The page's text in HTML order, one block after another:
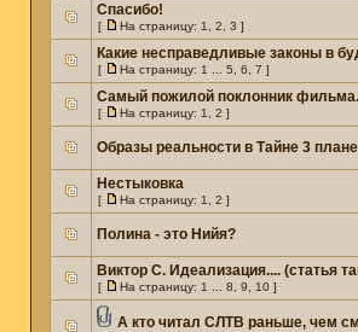
Спасибо!
[ На страницу: 1 2 3 ]
Какие несправедливые законы в
[ На страницу: 1 5 6 7 ]
Самый пожилой поклонник фильма.
[ На страницу: 1 2 ]
Образы реальности в Тайне 3
Нестыковка
[ На страницу: 1 2 ]
Полина - это Нийя?
Виктор С. Идеализация.... (статья
[ На страницу: 1 8 9 10 ]
А кто читал СЛТВ раньше, чем